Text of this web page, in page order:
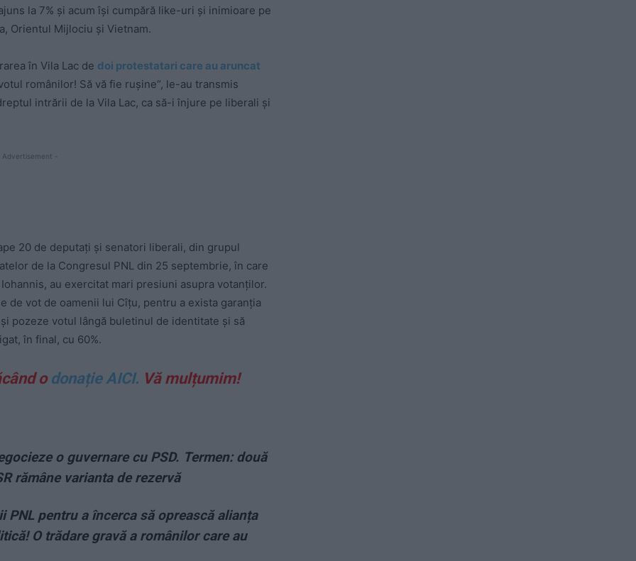
la 7% și acum își cumpără like-uri și inimioare pe
Orientul Mijlociu și Vietnam.
în Vila Lac de doi protestatari care au aruncat
românilor! Să vă fie rușine“, le-au transmis
intrării de la Vila Lac, ca să-i înjure pe liberali și
Advertisement -
20 de deputați și senatori liberali, din grupul
de la Congresul PNL din 25 septembrie, în care
au exercitat mari presiuni asupra votanților.
de vot de oamenii lui Cîțu, pentru a exista garanția
pozeze votul lângă buletinul de identitate și să
în final, cu 60%.
o donație AICI. Vă mulțumim!
o guvernare cu PSD. Termen: două
rămâne varianta de rezervă
PNL pentru a încerca să oprească alianța
O trădare gravă a românilor care au